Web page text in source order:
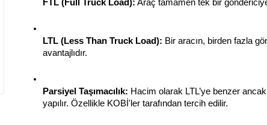
FTL (Full Truck Load): Araç tamamen tek bir
LTL (Less Than Truck Load): Bir aracın, birden fazla
avantajlıdır.
Parsiyel Taşımacılık: Hacim olarak LTL’ye benzer
yapılır. Özellikle KOBİ'ler tarafından tercih edilir.